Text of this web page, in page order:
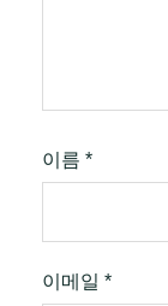
이름 *
이메일 *